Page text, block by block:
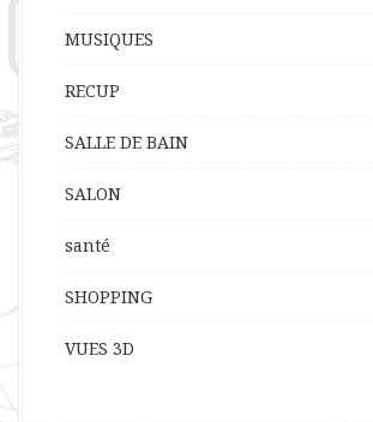
MUSIQUES
RECUP
SALLE DE BAIN
SALON
santé
SHOPPING
VUES 3D